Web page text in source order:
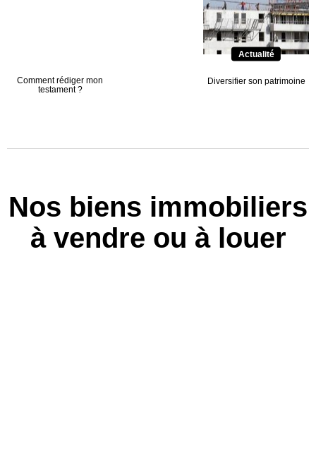
Comment rédiger mon
testament ?
Actualité
Diversifier son patrimoine
Nos biens immobiliers
à vendre ou à louer